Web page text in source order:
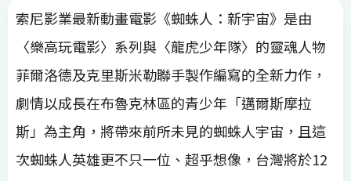
索尼影業最新動畫電影《蜘蛛人：新宇宙》是由
〈樂高玩電影〉系列與〈龍虎少年隊〉的靈魂人物
菲爾洛德及克里斯米勒聯手製作編寫的全新力作，
劇情以成長在布魯克林區的青少年「邁爾斯摩拉
斯」為主角，將帶來前所未見的蜘蛛人宇宙，且這
次蜘蛛人英雄更不只一位、超乎想像，台灣將於12